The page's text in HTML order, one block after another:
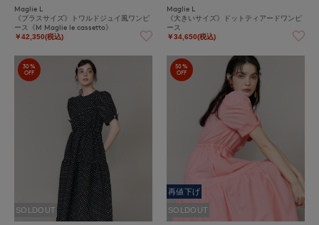
Maglie L
《プラスサイズ》トワルドジュイ風ワンピ
ース《M Maglie le cassetto》
￥42,350(税込)
Maglie L
《大きいサイズ》ドットティアードワンピ
ース
￥34,650(税込)
30%
OFF
SOLDOUT
50%
OFF
再値下げ
SOLDOUT